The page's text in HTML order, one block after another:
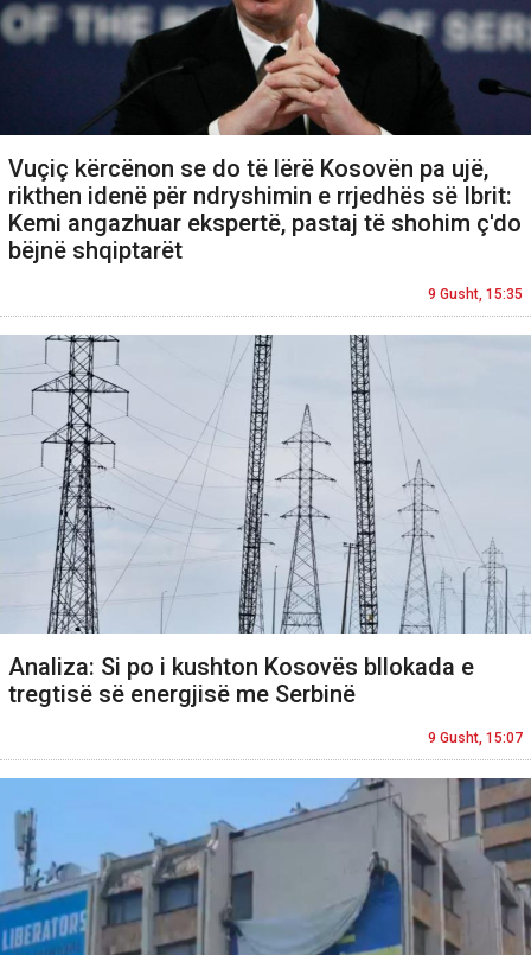
Vuçiç kërcënon se do të lërë Kosovën pa ujë,
rikthen idenë për ndryshimin e rrjedhës së Ibrit:
Kemi angazhuar ekspertë, pastaj të shohim ç'do
bëjnë shqiptarët
9 Gusht, 15:35
Analiza: Si po i kushton Kosovës bllokada e
tregtisë së energjisë me Serbinë
9 Gusht, 15:07